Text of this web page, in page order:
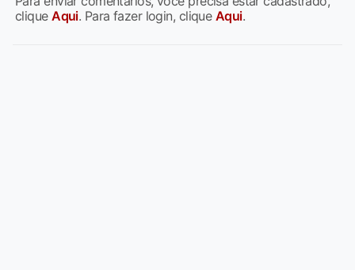
cliqueAqui. Para fazer login, clique Aqui.